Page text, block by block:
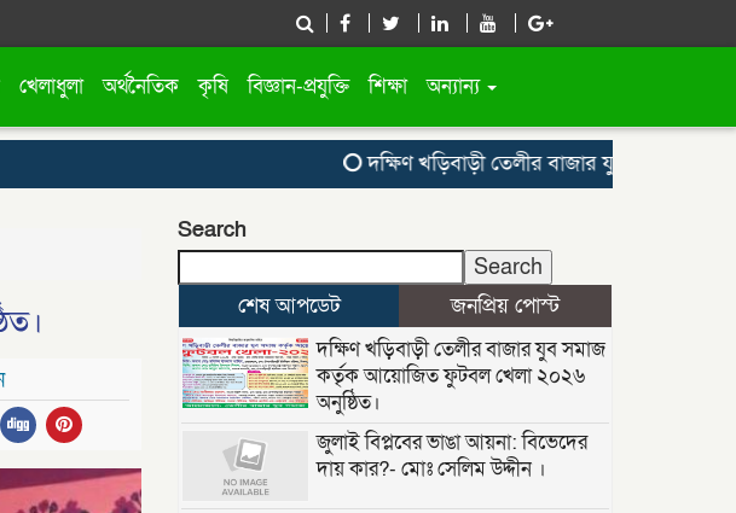
খেলাধুলা অর্থনৈতিক কৃষি বিজ্ঞান-প্রযুক্তি শিক্ষা অন্যান্য
দক্ষিণ খড়িবাড়ী তেলীর বাজার যুব সমাজ কর্তৃক
Search
Search
শেষ আপডেট
জনপ্রিয় পোস্ট
দক্ষিণ খড়িবাড়ী তেলীর বাজার যুব সমাজ
কর্তৃক আয়োজিত ফুটবল খেলা ২০২৬
অনুষ্ঠিত।
জুলাই বিপ্লবের ভাঙা আয়না: বিভেদের
দায় কার?- মোঃ সেলিম উদ্দীন ।